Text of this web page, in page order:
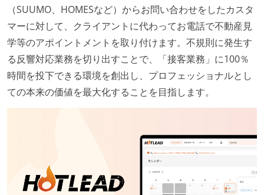
（SUUMO、HOMESなど）からお問い合わせをしたカスタ
マーに対して、クライアントに代わってお電話で不動産見
学等のアポイントメントを取り付けます。不規則に発生す
る反響対応業務を切り出すことで、「接客業務」に100％
時間を投下できる環境を創出し、プロフェッショナルとし
ての本来の価値を最大化することを目指します。